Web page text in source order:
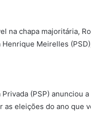
na chapa majoritária,
Henrique Meirelles
(PSP) anunciou
as eleições do ano que